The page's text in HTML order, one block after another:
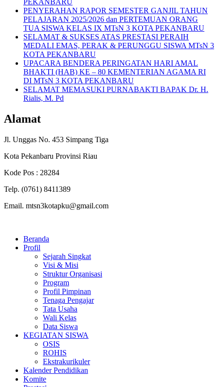
PEKANBARU
PENYERAHAN RAPOR SEMESTER GANJIL TAHUN
PELAJARAN 2025/2026 dan PERTEMUAN ORANG
TUA SISWA KELAS IX MTsN 3 KOTA PEKANBARU
SELAMAT & SUKSES ATAS PRESTASI PERAIH
MEDALI EMAS, PERAK & PERUNGGU SISWA MTsN 3
KOTA PEKANBARU
UPACARA BENDERA PERINGATAN HARI AMAL
BHAKTI (HAB) KE – 80 KEMENTERIAN AGAMA RI
DI MTsN 3 KOTA PEKANBARU
SELAMAT MEMASUKI PURNABAKTI BAPAK Dr. H.
Rialis, M. Pd
Alamat
Jl. Unggas No. 453 Simpang Tiga
Kota Pekanbaru Provinsi Riau
Kode Pos : 28284
Telp. (0761) 8411389
Email. mtsn3kotapku@gmail.com
Beranda
Profil
Sejarah Singkat
Visi & Misi
Struktur Organisasi
Program
Profil Pimpinan
Tenaga Pengajar
Tata Usaha
Wali Kelas
Data Siswa
KEGIATAN SISWA
OSIS
ROHIS
Ekstrakurikuler
Kalender Pendidikan
Komite